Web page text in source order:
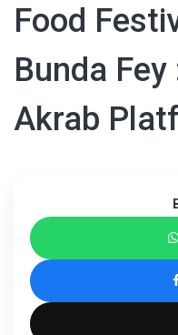
Food
Bunda
Akrab